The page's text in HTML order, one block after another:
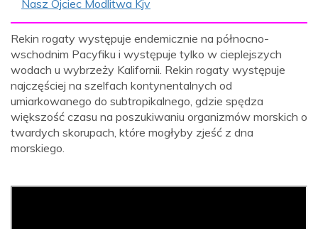
Nasz Ojciec Modlitwa Kjv
Rekin rogaty występuje endemicznie na północno-
wschodnim Pacyfiku i występuje tylko w cieplejszych
wodach u wybrzeży Kalifornii. Rekin rogaty występuje
najczęściej na szelfach kontynentalnych od
umiarkowanego do subtropikalnego, gdzie spędza
większość czasu na poszukiwaniu organizmów morskich o
twardych skorupach, które mogłyby zjeść z dna
morskiego.